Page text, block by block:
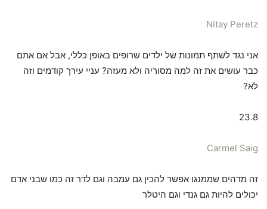
Nitay Peretz
אני נגד לשתף תמונות של ילדים שרופים באופן כללי, אבל אם אתם
כבר עושים את זה למה מסוריה ולא מעזה? עניי עירך קודמים וזה
לא?
23.8
Carmel Saig
זה מדהים שממנגו אפשר להכין גם עמבה וגם לדר זה כמו שבני אדם
יכולים להיות גם גנדי וגם היטלר